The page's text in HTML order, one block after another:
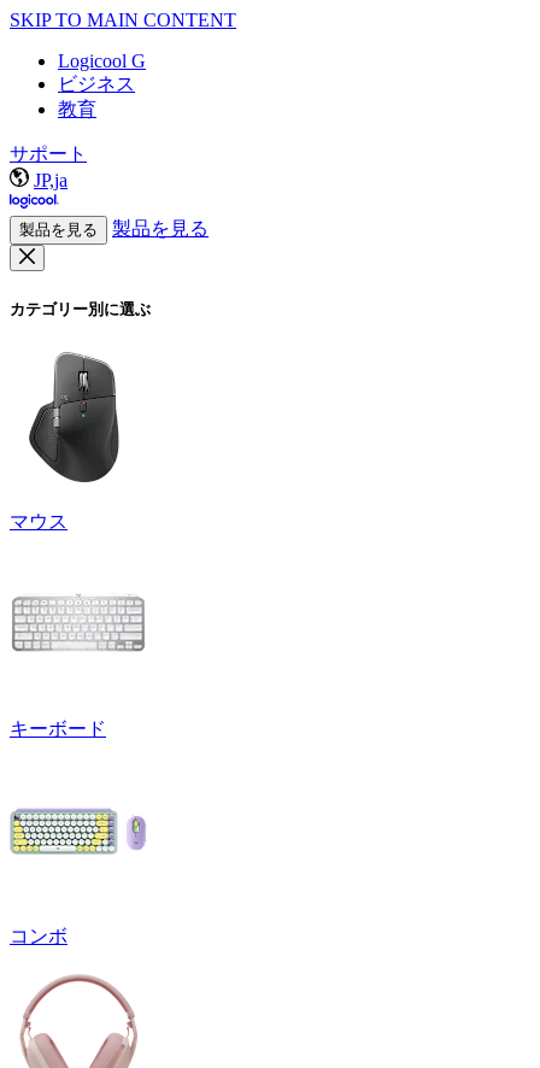
SKIP TO MAIN CONTENT
Logicool G
ビジネス
教育
サポート
JP,ja
製品を見る 製品を見る
カテゴリー別に選ぶ
マウス
キーボード
コンボ